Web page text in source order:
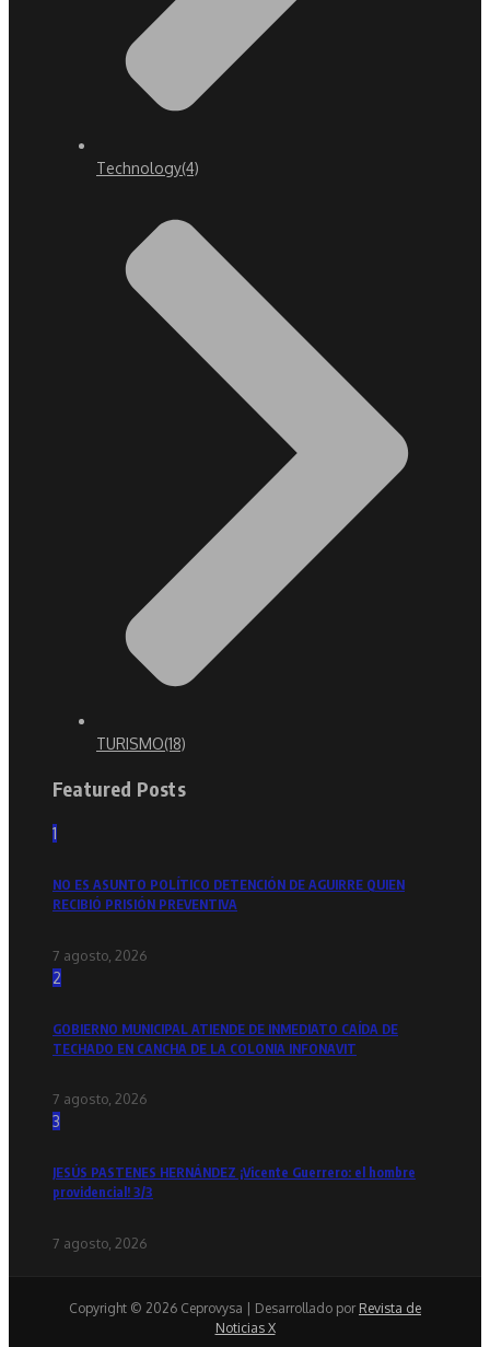
Technology(4)
TURISMO(18)
Featured Posts
1
NO ES ASUNTO POLÍTICO DETENCIÓN DE AGUIRRE QUIEN
RECIBIÓ PRISIÓN PREVENTIVA
7 agosto, 2026
2
GOBIERNO MUNICIPAL ATIENDE DE INMEDIATO CAÍDA DE
TECHADO EN CANCHA DE LA COLONIA INFONAVIT
7 agosto, 2026
3
JESÚS PASTENES HERNÁNDEZ ¡Vicente Guerrero: el hombre
providencial! 3/3
7 agosto, 2026
Copyright © 2026 Ceprovysa | Desarrollado por Revista de
Noticias X